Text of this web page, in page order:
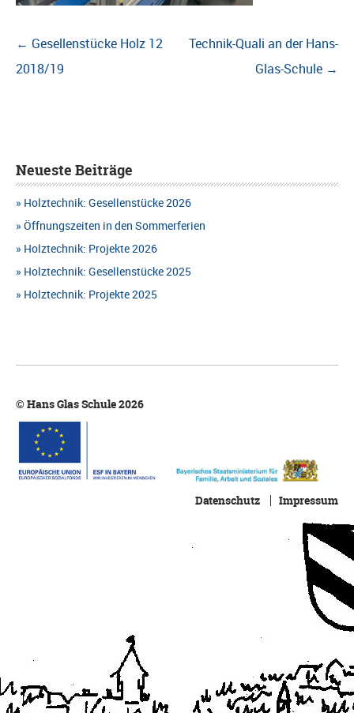
Beitragsnavigation
← Gesellenstücke Holz 12
2018/19
Technik-Quali an der Hans-
Glas-Schule →
Neueste Beiträge
Holztechnik: Gesellenstücke 2026
Öffnungszeiten in den Sommerferien
Holztechnik: Projekte 2026
Holztechnik: Gesellenstücke 2025
Holztechnik: Projekte 2025
© Hans Glas Schule 2026
Datenschutz Impressum